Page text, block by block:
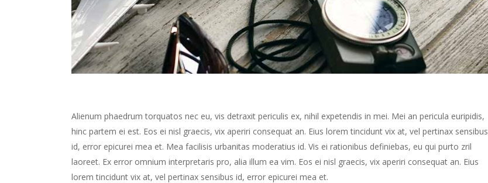
Alienum phaedrum torquatos nec eu, vis detraxit periculis ex, nihil expetendis in mei. Mei an pericula euripidis,
hinc partem ei est. Eos ei nisl graecis, vix aperiri consequat an. Eius lorem tincidunt vix at, vel pertinax sensibus
id, error epicurei mea et. Mea facilisis urbanitas moderatius id. Vis ei rationibus definiebas, eu qui purto zril
laoreet. Ex error omnium interpretaris pro, alia illum ea vim. Eos ei nisl graecis, vix aperiri consequat an. Eius
lorem tincidunt vix at, vel pertinax sensibus id, error epicurei mea et.